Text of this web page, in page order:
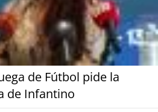
de Fútbol pide la
de Infantino